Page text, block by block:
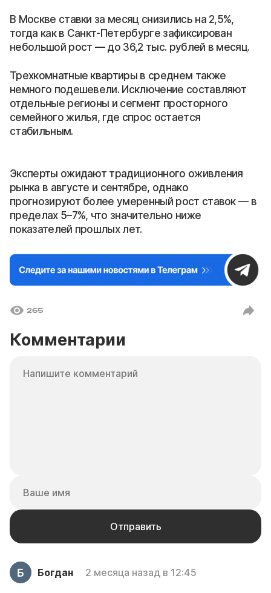
В Москве ставки за месяц снизились на 2,5%,
тогда как в Санкт-Петербурге зафиксирован
небольшой рост — до 36,2 тыс. рублей в месяц.
Трехкомнатные квартиры в среднем также
немного подешевели. Исключение составляют
отдельные регионы и сегмент просторного
семейного жилья, где спрос остается
стабильным.
Эксперты ожидают традиционного оживления
рынка в августе и сентябре, однако
прогнозируют более умеренный рост ставок — в
пределах 5–7%, что значительно ниже
показателей прошлых лет.
265
Комментарии
Богдан 2 месяца назад в 12:45